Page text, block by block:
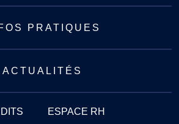
PRATIQUES
ACTUALITÉS
ESPACE RH